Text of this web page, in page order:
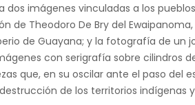
dos imágenes vinculadas a los
de Theodoro De Bry del
de Guayana; y la fotografía de un
con serigrafía sobre cilindros
que, en su oscilar ante el paso del
de los territorios indígenas